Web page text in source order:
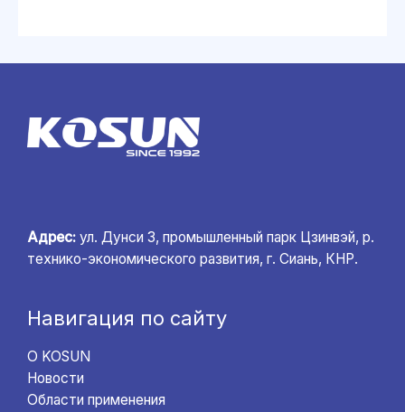
Адрес: ул. Дунси 3, промышленный парк Цзинвэй, р.
технико-экономического развития, г. Сиань, КНР.
Навигация по сайту
О KOSUN
Новости
Области применения